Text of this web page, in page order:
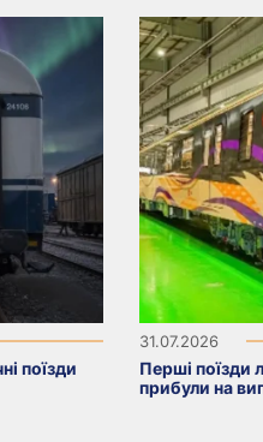
поїзди
31.07.2026
Перші поїзди
прибули на